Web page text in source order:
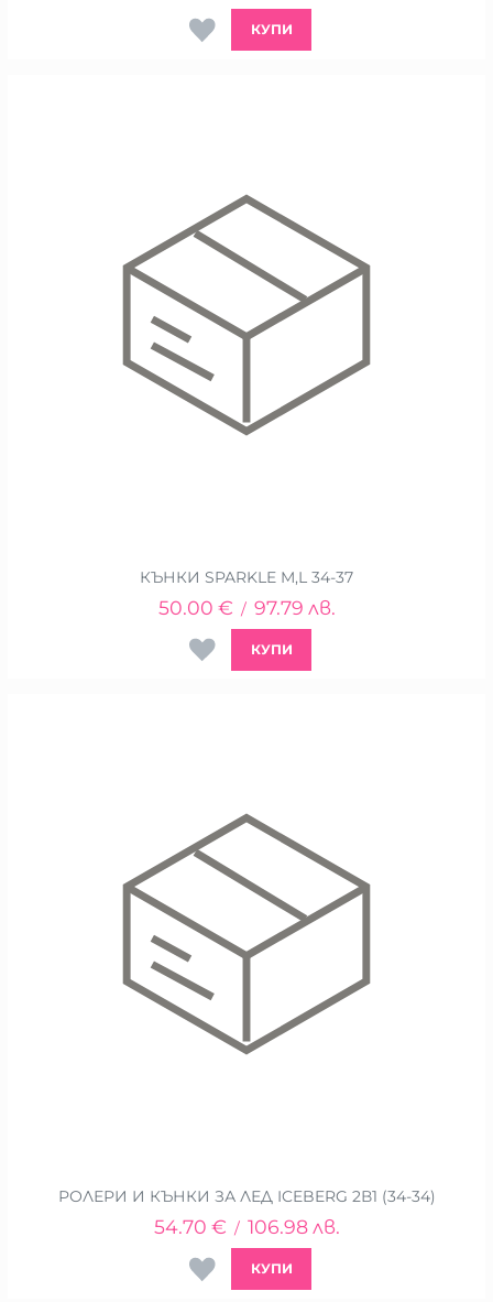
КУПИ
КЪНКИ SPARKLE M,L 34-37
50.00 € / 97.79 лв.
КУПИ
РОЛЕРИ И КЪНКИ ЗА ЛЕД ICEBERG 2В1 (34-34)
54.70 € / 106.98 лв.
КУПИ